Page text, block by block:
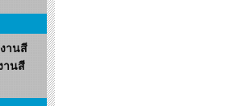
านสี
านสี